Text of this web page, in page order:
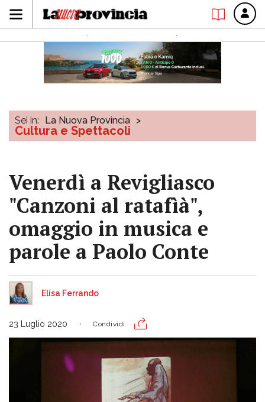
Sei in: La Nuova Provincia >
Cultura e Spettacoli
Venerdì a Revigliasco
"Canzoni al ratafìà",
omaggio in musica e
parole a Paolo Conte
Elisa Ferrando
23 Luglio 2020 Condividi